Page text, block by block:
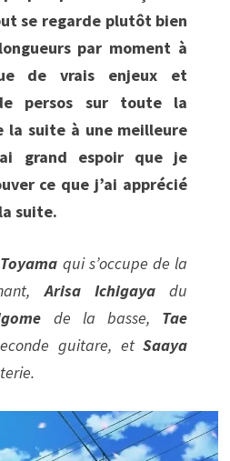
se regarde plutôt bien
par moment à
de vrais enjeux et
persos sur toute la
la suite à une meilleure
grand espoir que je
ce que j’ai apprécié
suite.
qui s’occupe de la
Arisa Ichigaya du
de la basse, Tae
guitare, etSaaya